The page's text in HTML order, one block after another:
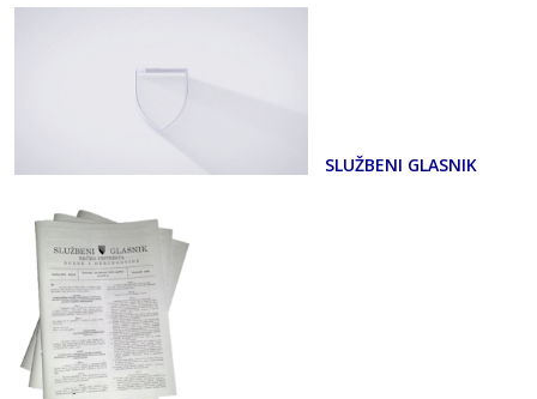
SLUŽBENI GLASNIK